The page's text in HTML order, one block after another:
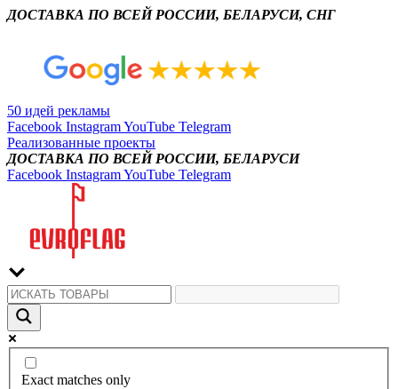
ДОСТАВКА ПО ВСЕЙ РОССИИ, БЕЛАРУСИ, СНГ
50 идей рекламы
Facebook InstagramYouTube Telegram
Реализованные проекты
ДОСТАВКА ПО ВСЕЙ РОССИИ, БЕЛАРУСИ
Facebook InstagramYouTube Telegram
Exact matches only